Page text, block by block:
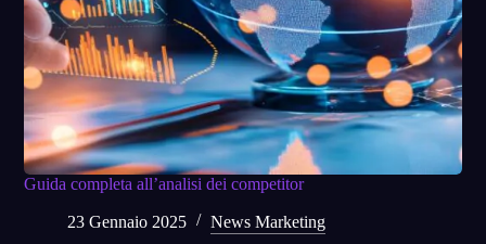
Guida completa all’analisi dei competitor
23 Gennaio 2025 News Marketing